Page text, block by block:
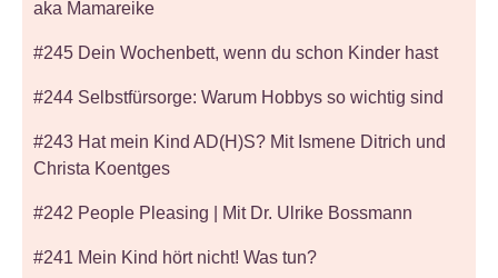
aka Mamareike
#245 Dein Wochenbett, wenn du schon Kinder hast
#244 Selbstfürsorge: Warum Hobbys so wichtig sind
#243 Hat mein Kind AD(H)S? Mit Ismene Ditrich und
Christa Koentges
#242 People Pleasing | Mit Dr. Ulrike Bossmann
#241 Mein Kind hört nicht! Was tun?